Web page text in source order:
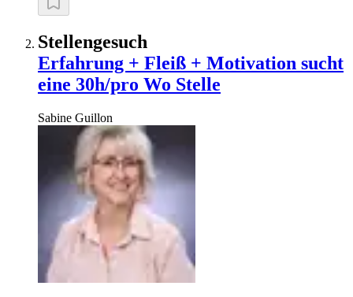
Stellengesuch
Erfahrung + Fleiß + Motivation sucht
eine 30h/pro Wo Stelle
Sabine Guillon